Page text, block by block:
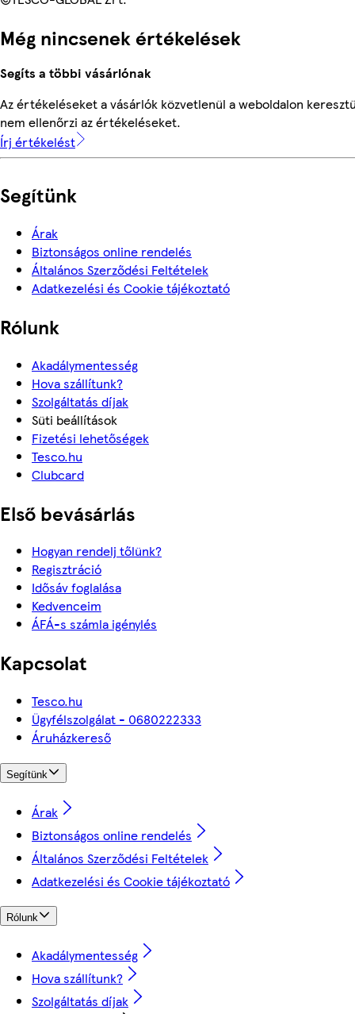
Még nincsenek értékelések
Segíts a többi vásárlónak
Az értékeléseket a vásárlók közvetlenül a weboldalon
nem ellenőrzi az értékeléseket.
Írj értékelést
Segítünk
Árak
Biztonságos online rendelés
Általános Szerződési Feltételek
Adatkezelési és Cookie tájékoztató
Rólunk
Akadálymentesség
Hova szállítunk?
Szolgáltatás díjak
Süti beállítások
Fizetési lehetőségek
Tesco.hu
Clubcard
Első bevásárlás
Hogyan rendelj tőlünk?
Regisztráció
Idősáv foglalása
Kedvenceim
ÁFÁ-s számla igénylés
Kapcsolat
Tesco.hu
Ügyfélszolgálat - 0680222333
Áruházkereső
Segítünk
Árak
Biztonságos online rendelés
Általános Szerződési Feltételek
Adatkezelési és Cookie tájékoztató
Rólunk
Akadálymentesség
Hova szállítunk?
Szolgáltatás díjak